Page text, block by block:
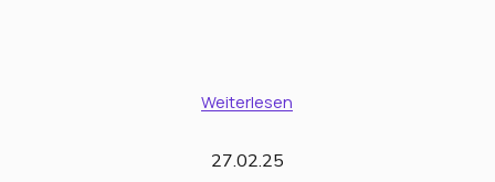
Weiterlesen
27.02.25